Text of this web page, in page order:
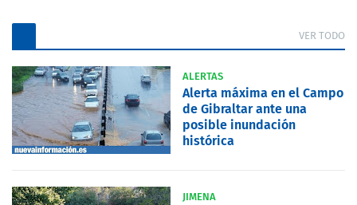
VER TODO
ALERTAS
Alerta máxima en el Campo
de Gibraltar ante una
posible inundación
histórica
JIMENA